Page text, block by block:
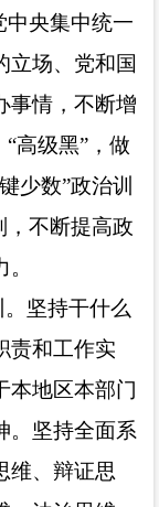
中央集中统一
立场、党和国
事情，不断增
高级黑”，做
少数”政治训
，不断提高政
坚持干什么
责和工作实
本地区本部门
。坚持全面系
维、辩证思